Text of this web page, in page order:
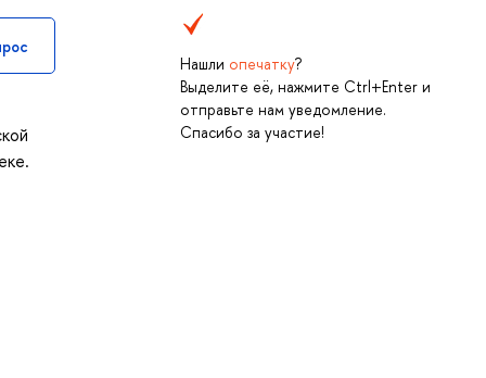
Нашли опечатку?
Выделите её, нажмите Ctrl+Enter и
отправьте нам уведомление.
Спасибо за участие!